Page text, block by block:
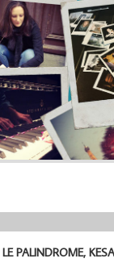
LE PALINDROME,